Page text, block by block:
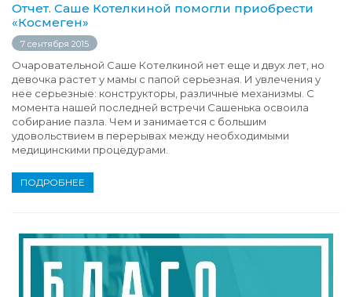
Отчет. Саше Котелкиной помогли приобрести
«Космеген»
7 сентября 2015
Очаровательной Саше Котелкиной нет еще и двух лет, но
девочка растет у мамы с папой серьезная. И увлечения у
нее серьезные: конструкторы, различные механизмы. С
момента нашей последней встречи Сашенька освоила
собирание пазла. Чем и занимается с большим
удовольствием в перерывах между необходимыми
медицинскими процедурами.
ПОДРОБНЕЕ